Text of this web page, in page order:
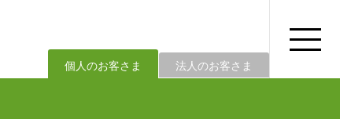
個人のお客さま 法人のお客さま